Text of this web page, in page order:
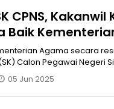
CPNS,
Baik
Agama secara
Calon Pegawai Negeri
17.
05 Jun 2025